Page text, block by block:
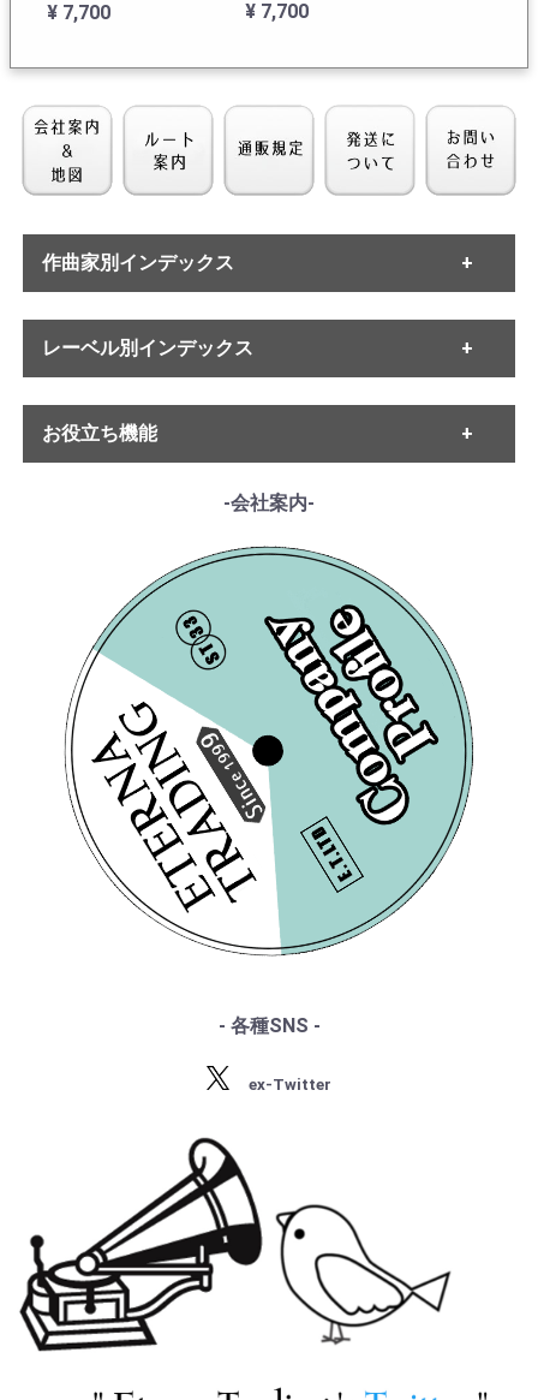
¥ 7,700 ¥ 7,700
[露MELODIYA] I.ジュー
コフ(pf) / チャイコフ
スキー:Pf協奏曲3番(未
完につき1楽章のみ), 協
奏的幻想曲Op.56
¥ 1,100
[MELODIYA] G.ロジェス
トヴェンスキー/ シベ
リウス:交響曲全集
vol.4/交響曲4番Op.63,
組曲「恋人」Op.14
[DGG] G.ロジェストヴ
ェンスキー/ ハチャト
ゥリアン:「ガイーヌ」
第1組曲, チャイコフス
キー:幻想曲「フランチ
ェスカ・ダ・リミニ」
Op.32
¥ 3,300
[MELODIYA] V.ピカイゼ
ン(vn)/ メンデルスゾー
ン:Vn協奏曲Op.64, ヴィ
エニャフスキ:Vn協奏曲
1番Op.14
¥ 5,500
ン(vn)/ メンデルスゾー
エニャフスキ:Vn協奏曲
(pf)/ ブラームス:Pf協
作曲家別インデックス
・バッハ
・ヘンデル
・モーツァルト
・ハイドン
・ベートーヴェン
・シューベルト
・ワーグナー
・スメタナ
・シュトラウス家
・ブラームス
・サン・サーンス
・チャイコフスキー
・ドヴォルザーク
・グリーグ
・フォーレ
・プッチーニ
・マーラー
・ドビュッシー
・R.シュトラウス
・ストラヴィンスキー
・ショスタコーヴィチ
レーベル別インデックス
・ETERNA
・MELODIYA
・DECCA
・PHILIPS
・SUPRAPHON
・クリュブ盤
・マイナー盤/プライベート盤
お役立ち機能
・レコード洗浄ガイド
・単語の説明
・ルート案内
------特集ページ------
・『エテルナの芸術』
・『アナログ期の名匠たち』
・『デジタル録音の夜明け』
・『ソ連のオーケストラ』
-会社案内-
- 各種SNS -
ex-Twitter